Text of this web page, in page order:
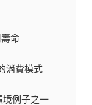
命
消費模式
境例子之一